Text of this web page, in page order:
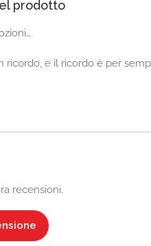
prodotto
ricordo, e il ricordo è per
recensioni.